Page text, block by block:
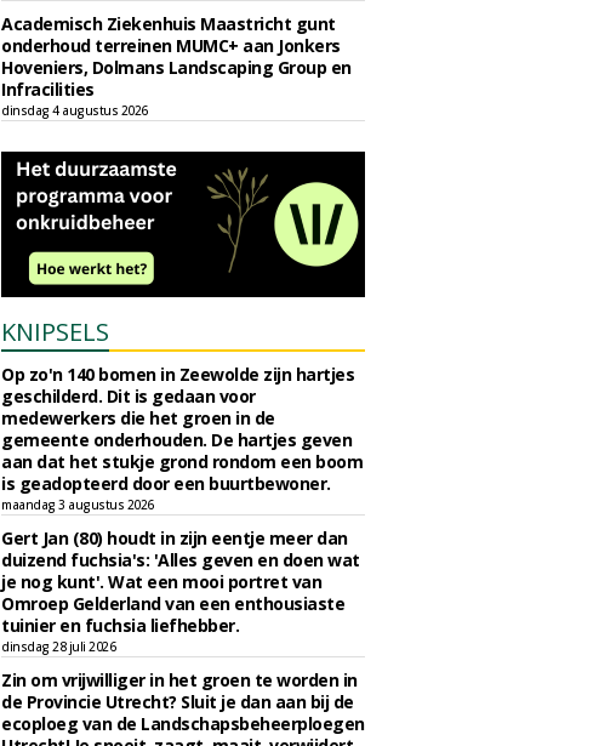
Academisch Ziekenhuis Maastricht gunt
onderhoud terreinen MUMC+ aan Jonkers
Hoveniers, Dolmans Landscaping Group en
Infracilities
dinsdag 4 augustus 2026
KNIPSELS
Op zo'n 140 bomen in Zeewolde zijn hartjes
geschilderd. Dit is gedaan voor
medewerkers die het groen in de
gemeente onderhouden. De hartjes geven
aan dat het stukje grond rondom een boom
is geadopteerd door een buurtbewoner.
maandag 3 augustus 2026
Gert Jan (80) houdt in zijn eentje meer dan
duizend fuchsia's: 'Alles geven en doen wat
je nog kunt'. Wat een mooi portret van
Omroep Gelderland van een enthousiaste
tuinier en fuchsia liefhebber.
dinsdag 28 juli 2026
Zin om vrijwilliger in het groen te worden in
de Provincie Utrecht? Sluit je dan aan bij de
ecoploeg van de Landschapsbeheerploegen